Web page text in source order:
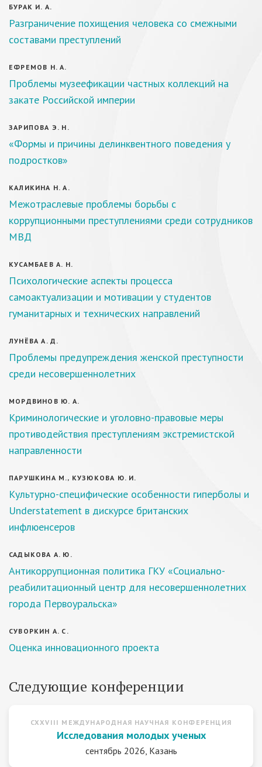
БУРАК И. А.
Разграничение похищения человека со смежными
составами преступлений
ЕФРЕМОВ Н. А.
Проблемы музеефикации частных коллекций на
закате Российской империи
ЗАРИПОВА Э. Н.
«Формы и причины делинквентного поведения у
подростков»
КАЛИКИНА Н. А.
Межотраслевые проблемы борьбы с
коррупционными преступлениями среди сотрудников
МВД
КУСАМБАЕВ А. Н.
Психологические аспекты процесса
самоактуализации и мотивации у студентов
гуманитарных и технических направлений
ЛУНЁВА А. Д.
Проблемы предупреждения женской преступности
среди несовершеннолетних
МОРДВИНОВ Ю. А.
Криминологические и уголовно-правовые меры
противодействия преступлениям экстремистской
направленности
ПАРУШКИНА М., КУЗЮКОВА Ю. И.
Культурно-специфические особенности гиперболы и
Understatement в дискурсе британских
инфлюенсеров
САДЫКОВА А. Ю.
Антикоррупционная политика ГКУ «Социально-
реабилитационный центр для несовершеннолетних
города Первоуральска»
СУВОРКИН А. С.
Оценка инновационного проекта
Следующие конференции
CXXVIII МЕЖДУНАРОДНАЯ НАУЧНАЯ КОНФЕРЕНЦИЯ
Исследования молодых ученых
сентябрь 2026, Казань